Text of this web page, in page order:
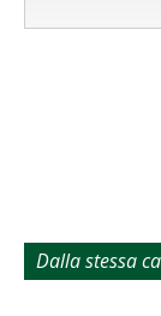
Dalla stessa